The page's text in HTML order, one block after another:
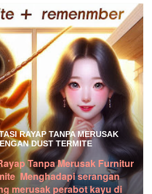
RAYAP TANPA MERUSAK
DUST TERMITE
Tanpa Merusak Furnitur
Menghadapi serangan
merusak perabot kayu di